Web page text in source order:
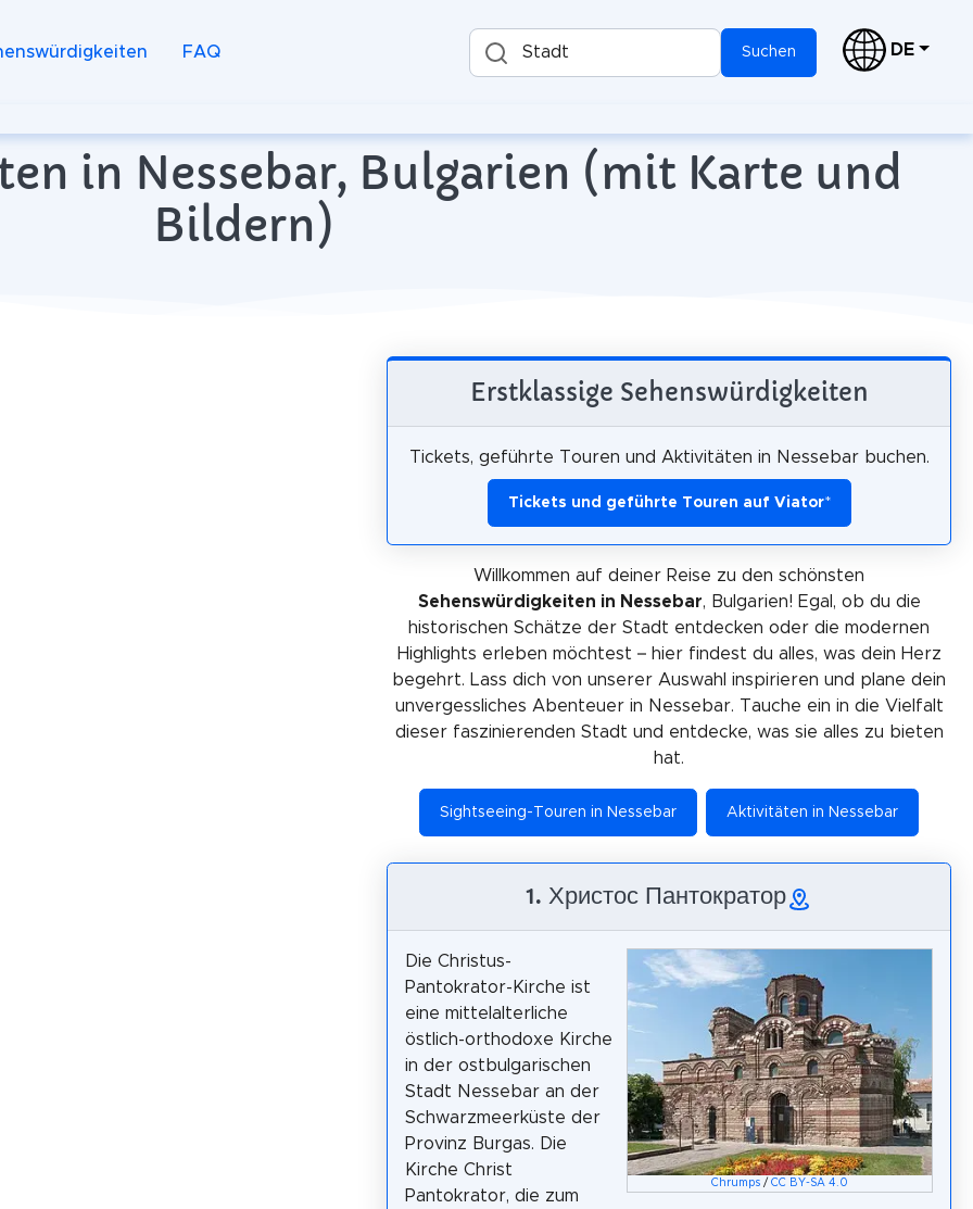
FAQ Stadt Suchen DE
in Nessebar, Bulgarien (mit Karte und
Bildern)
Erstklassige Sehenswürdigkeiten
Tickets, geführte Touren und Aktivitäten in Nessebar buchen.
Tickets und geführte Touren auf Viator*
Willkommen auf deiner Reise zu den schönsten
Sehenswürdigkeiten in Nessebar, Bulgarien! Egal, ob du die
historischen Schätze der Stadt entdecken oder die modernen
Highlights erleben möchtest – hier findest du alles, was dein Herz
begehrt. Lass dich von unserer Auswahl inspirieren und plane dein
unvergessliches Abenteuer in Nessebar. Tauche ein in die Vielfalt
dieser faszinierenden Stadt und entdecke, was sie alles zu bieten
hat.
Sightseeing-Touren in Nessebar Aktivitäten in Nessebar
1. Христос Пантократор
Chrumps /CC BY-SA 4.0
Die Christus-
Pantokrator-Kirche ist
eine mittelalterliche
östlich-orthodoxe Kirche
in der ostbulgarischen
Stadt Nessebar an der
Schwarzmeerküste der
Provinz Burgas. Die
Kirche Christ
Pantokrator, die zum